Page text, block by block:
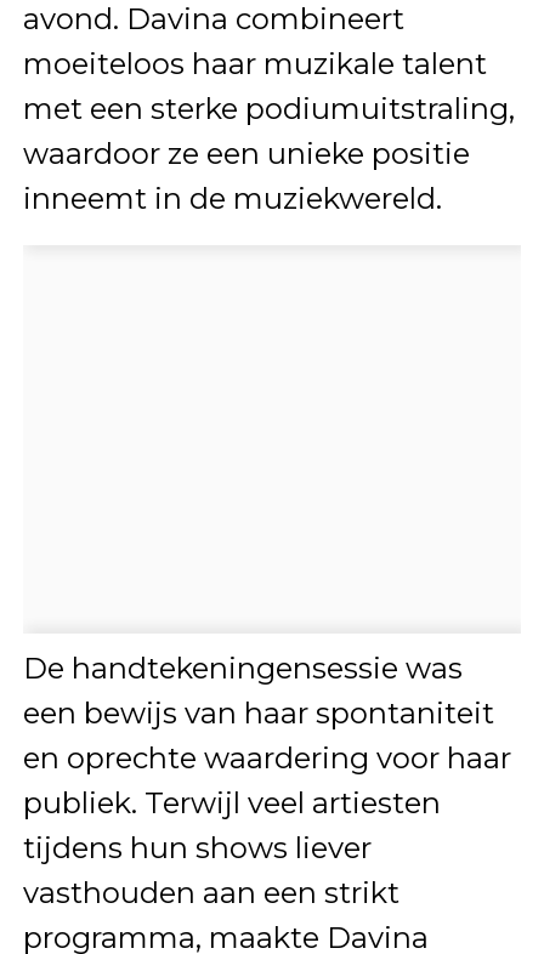
avond. Davina combineert
moeiteloos haar muzikale talent
met een sterke podiumuitstraling,
waardoor ze een unieke positie
inneemt in de muziekwereld.
De handtekeningensessie was
een bewijs van haar spontaniteit
en oprechte waardering voor haar
publiek. Terwijl veel artiesten
tijdens hun shows liever
vasthouden aan een strikt
programma, maakte Davina